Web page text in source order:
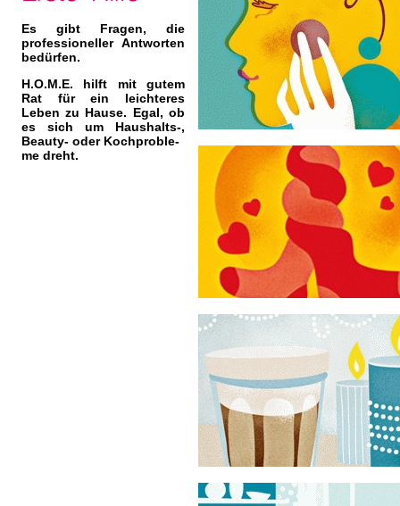
Es gibt Fragen, die
professioneller Antworten
bedürfen.
H.O.M.E. hilft mit gutem
Rat für ein leichteres
Leben zu Hause. Egal, ob
es sich um Haushalts-,
Beauty- oder Kochproble-
me dreht.